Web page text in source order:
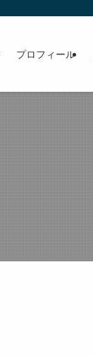
プロフィール